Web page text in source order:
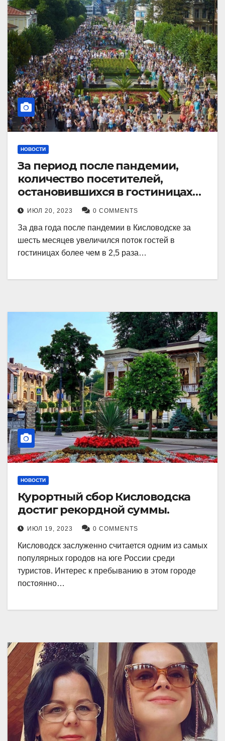
НОВОСТИ
За период после пандемии,
количество посетителей,
остановившихся в гостиницах
Кисловодска, выросло в 2,5 раза.
ИЮЛ 20, 2023 0 COMMENTS
За два года после пандемии в Кисловодске за
шесть месяцев увеличился поток гостей в
гостиницах более чем в 2,5 раза…
НОВОСТИ
Курортный сбор Кисловодска
достиг рекордной суммы.
ИЮЛ 19, 2023 0 COMMENTS
Кисловодск заслуженно считается одним из самых
популярных городов на юге России среди
туристов. Интерес к пребыванию в этом городе
постоянно…